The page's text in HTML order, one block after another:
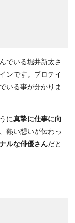
でいる堀井新太さ
ンです。プロテイ
いる事が分かりま
に真摯に仕事に向
熱い想いが伝わっ
ルな俳優さんだと